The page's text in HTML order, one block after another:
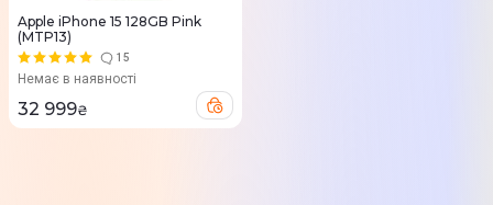
Apple iPhone 15 128GB Pink
(MTP13)
15
Немає в наявності
32 999₴